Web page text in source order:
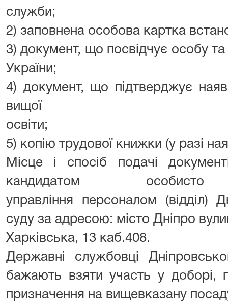
служби;
2) заповнена особова картка
3) документ, що посвідчує особу
України;
4) документ, що підтверджує
вищої
освіти;
5) копію трудової книжки (у разі
Місце і спосіб подачі
кандидатом
управління персоналом (відділ)
суду за адресою: місто Дніпро
Харківська, 13 каб.408.
Державні службовці
бажають взяти участь у
призначення на вищевказану